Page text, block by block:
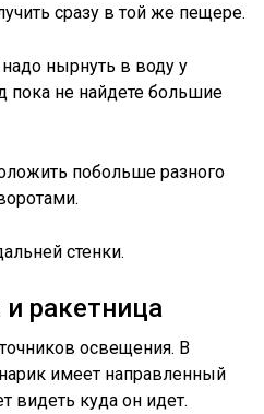
сразу в той же пещере.
нырнуть в воду у
пока не найдете большие
побольше разного
стенки.
ракетница
освещения. В
имеет направленный
видеть куда он идет.